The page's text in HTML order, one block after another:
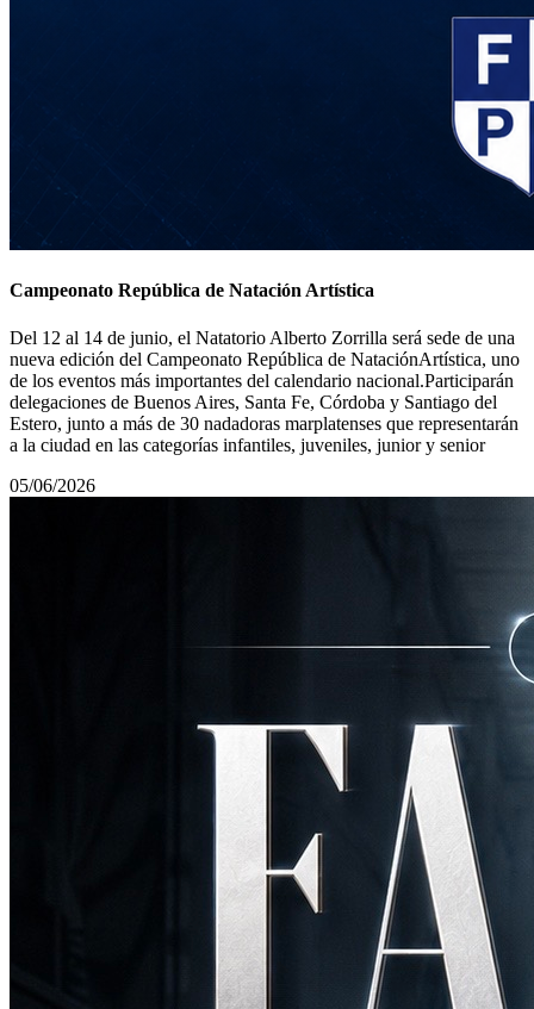
Campeonato República de Natación Artística
Del 12 al 14 de junio, el Natatorio Alberto Zorrilla será sede de una
nueva edición del Campeonato República de NataciónArtística, uno
de los eventos más importantes del calendario nacional.Participarán
delegaciones de Buenos Aires, Santa Fe, Córdoba y Santiago del
Estero, junto a más de 30 nadadoras marplatenses que representarán
a la ciudad en las categorías infantiles, juveniles, junior y senior
05/06/2026